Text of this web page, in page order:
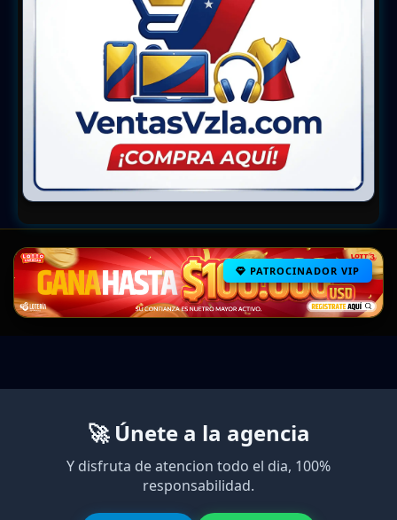
PATROCINADOR VIP
🚀 Únete a la agencia
Y disfruta de atencion todo el dia, 100%
responsabilidad.